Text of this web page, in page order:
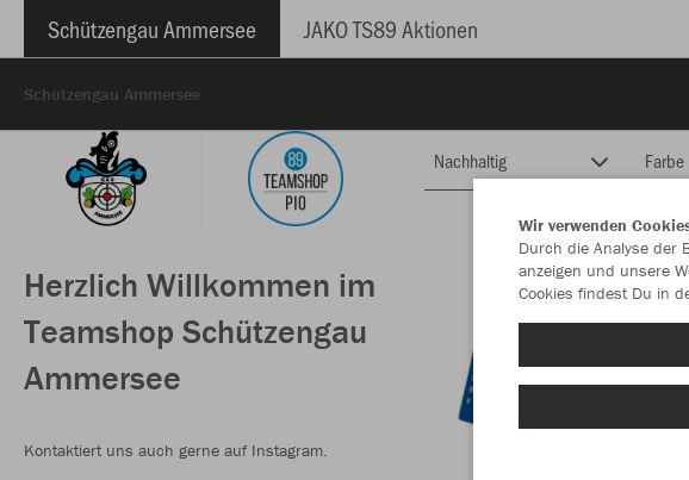
Schützengau Ammersee JAKO TS89 Aktionen
Schützengau Ammersee
Herzlich Willkommen im
Teamshop Schützengau
Ammersee
Kontaktiert uns auch gerne auf Instagram.
Nachhaltig Farbe
Wir verwenden
Durch die Analyse der
anzeigen und unsere
Cookies findest Du in